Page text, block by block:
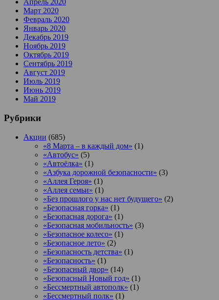
Апрель 2020
Март 2020
Февраль 2020
Январь 2020
Декабрь 2019
Ноябрь 2019
Октябрь 2019
Сентябрь 2019
Август 2019
Июль 2019
Июнь 2019
Май 2019
Рубрики
Акции (685)
«8 Марта – в каждый дом» (1)
«Автобус» (5)
«Автоёлка» (1)
«Азбука дорожной безопасности» (3)
«Аллея Героя» (1)
«Аллея семьи» (1)
«Без прошлого у нас нет будущего» (2)
«Безопасная горка» (1)
«Безопасная дорога» (1)
«Безопасная мобильность» (3)
«Безопасное колесо» (1)
«Безопасное лето» (2)
«Безопасность детства» (1)
«Безопасность» (1)
«Безопасный двор» (14)
«Безопасный Новый год» (1)
«Бессмертный автополк» (1)
«Бессмертный полк» (1)